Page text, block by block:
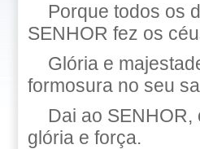
Porque todos os
SENHOR fez os
Glória e
formosura no seu
Dai ao
glória e força.